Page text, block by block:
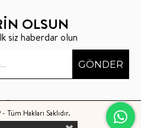
OLSUN
siz haberdar olun
GÖNDER
Hakları Saklıdır.